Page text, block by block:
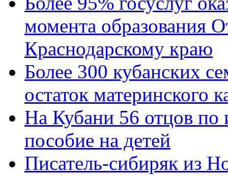
момента образования
Краснодарскому краю
Более 300 кубанских
остаток материнского
На Кубани 56 отцов по
пособие на детей
Писатель-сибиряк из